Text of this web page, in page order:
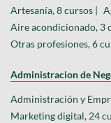
Artesanía, 8 cursos |
Aire acondicionado, 3
Otras profesiones, 6
Administracion de
Administración y
Marketing digital, 24